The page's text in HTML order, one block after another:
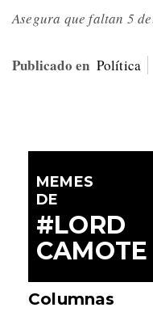
Asegura que faltan 5
Publicado en Política
MEMES
DE
#LORD
CAMOTE
Columnas